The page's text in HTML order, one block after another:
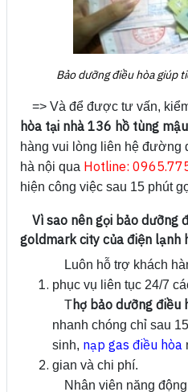
Bảo dưỡng điều hòa giúp
=> Và để được tư vấn,
hòa tại nhà 136 hồ tùng mậu
hàng vui lòng liên hệ đường
hà nội qua Hotline:
hiện công việc sau 15 phút
Vì sao nên gọi bảo dưỡng
goldmark city của điện lạnh
Luôn hỗ trợ khách
phục vụ liên tục 24/7
Thợ bảo dưỡng điều
nhanh chóng chỉ sau
sinh, nạp gas điều hòa
gian và chi phí.
Nhân viên năng